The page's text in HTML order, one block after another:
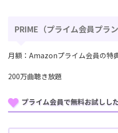
PRIME（プライム会員プラン
月額：Amazonプライム会員の特
200万曲聴き放題
プライム会員で無料お試しし